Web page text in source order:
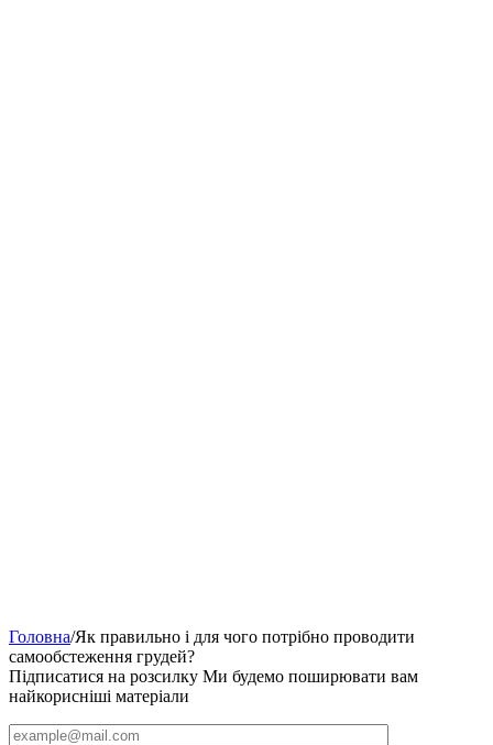
Головна/Як правильно і для чого потрібно проводити
самообстеження грудей?
Підписатися на розсилку Ми будемо поширювати вам
найкорисніші матеріали